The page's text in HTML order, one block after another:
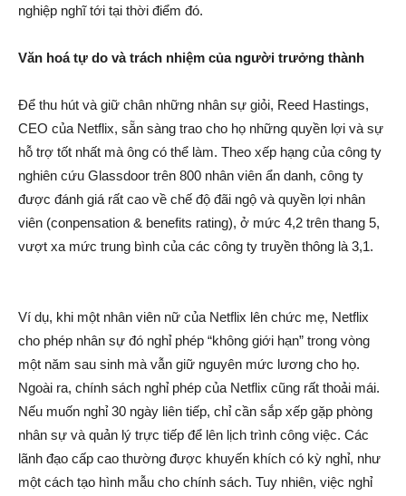
nghiệp nghĩ tới tại thời điểm đó.
Văn hoá tự do và trách nhiệm của người trưởng thành
Để thu hút và giữ chân những nhân sự giỏi, Reed Hastings,
CEO của Netflix, sẵn sàng trao cho họ những quyền lợi và sự
hỗ trợ tốt nhất mà ông có thể làm. Theo xếp hạng của công ty
nghiên cứu Glassdoor trên 800 nhân viên ẩn danh, công ty
được đánh giá rất cao về chế độ đãi ngộ và quyền lợi nhân
viên (conpensation & benefits rating), ở mức 4,2 trên thang 5,
vượt xa mức trung bình của các công ty truyền thông là 3,1.
Ví dụ, khi một nhân viên nữ của Netflix lên chức mẹ, Netflix
cho phép nhân sự đó nghỉ phép “không giới hạn” trong vòng
một năm sau sinh mà vẫn giữ nguyên mức lương cho họ.
Ngoài ra, chính sách nghỉ phép của Netflix cũng rất thoải mái.
Nếu muốn nghỉ 30 ngày liên tiếp, chỉ cần sắp xếp gặp phòng
nhân sự và quản lý trực tiếp để lên lịch trình công việc. Các
lãnh đạo cấp cao thường được khuyến khích có kỳ nghỉ, như
một cách tạo hình mẫu cho chính sách. Tuy nhiên, việc nghỉ